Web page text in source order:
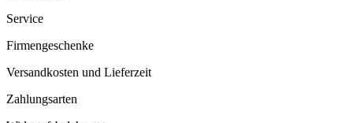
Service
Firmengeschenke
Versandkosten und Lieferzeit
Zahlungsarten